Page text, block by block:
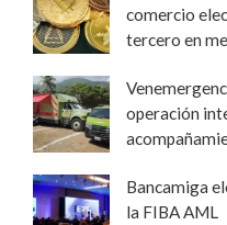
comercio
tercero en
operación
Bancamiga
la FIBA AML